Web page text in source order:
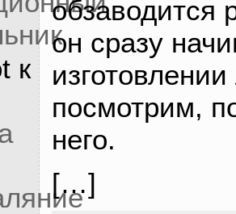
к
обзаводится
он сразу
посмотрим,
него.
[…]